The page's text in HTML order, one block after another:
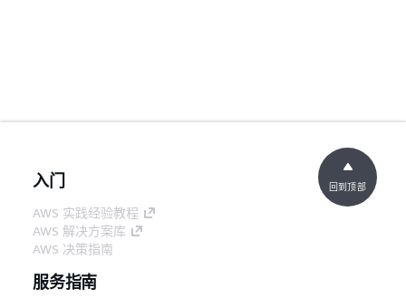
入门
AWS 实践经验教程
AWS 解决方案库
AWS 决策指南
服务指南
回到顶部